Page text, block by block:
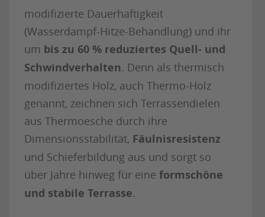
modifizierte Dauerhaftigkeit
(Wasserdampf-Hitze-Behandlung) und ihr
um bis zu 60 % reduziertes Quell- und
Schwindverhalten. Denn als thermisch
modifiziertes Holz, auch Thermo-Holz
genannt, zeichnen sich Terrassendielen
aus Thermoesche durch ihre
Dimensionsstabilität, Fäulnisresistenz
und Schieferbildung aus und sorgt so
über Jahre hinweg für eine formschöne
und stabile Terrasse.